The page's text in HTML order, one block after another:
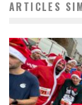
ARTICLES